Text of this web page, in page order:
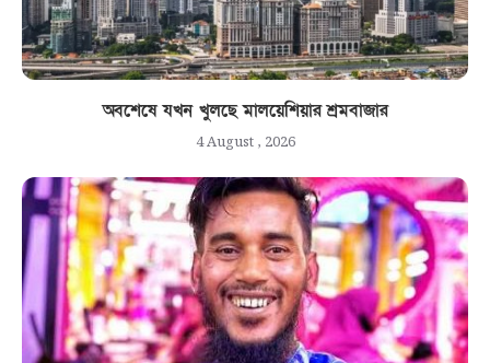
অবশেষে যখন খুলছে মালয়েশিয়ার শ্রমবাজার
4 August , 2026